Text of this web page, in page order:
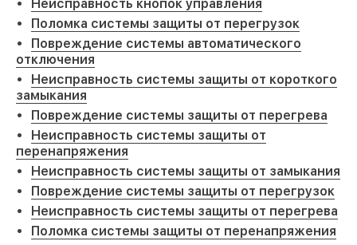
Неисправность кнопок управления
Поломка системы защиты от перегрузок
Повреждение системы автоматического
отключения
Неисправность системы защиты от короткого
замыкания
Повреждение системы защиты от перегрева
Неисправность системы защиты от
перенапряжения
Неисправность системы защиты от замыкания
Повреждение системы защиты от перегрузок
Неисправность системы защиты от перегрева
Поломка системы защиты от перенапряжения